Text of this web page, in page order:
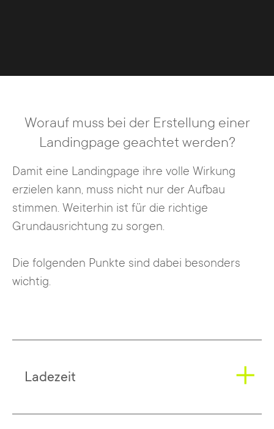
Worauf muss bei der Erstellung einer
Landingpage geachtet werden?
Damit eine Landingpage ihre volle Wirkung
erzielen kann, muss nicht nur der Aufbau
stimmen. Weiterhin ist für die richtige
Grundausrichtung zu sorgen.
Die folgenden Punkte sind dabei besonders
wichtig.
Ladezeit